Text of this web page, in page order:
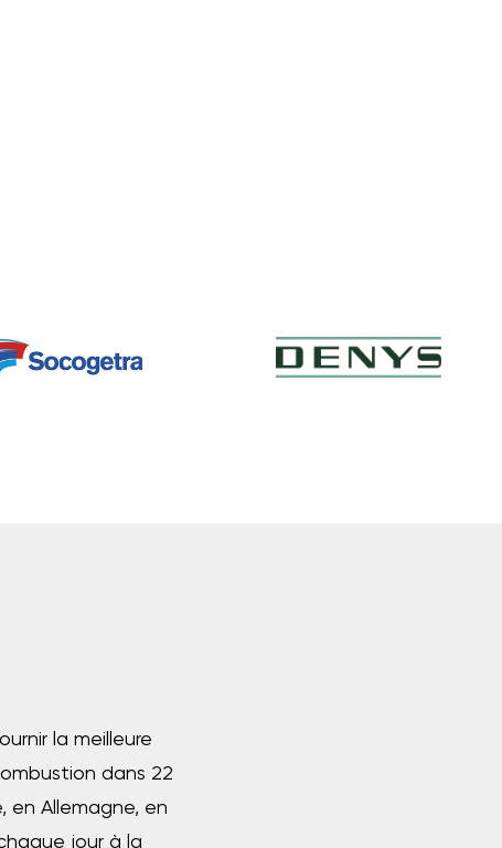
la meilleure
dans 22
en Allemagne, en
jour à la